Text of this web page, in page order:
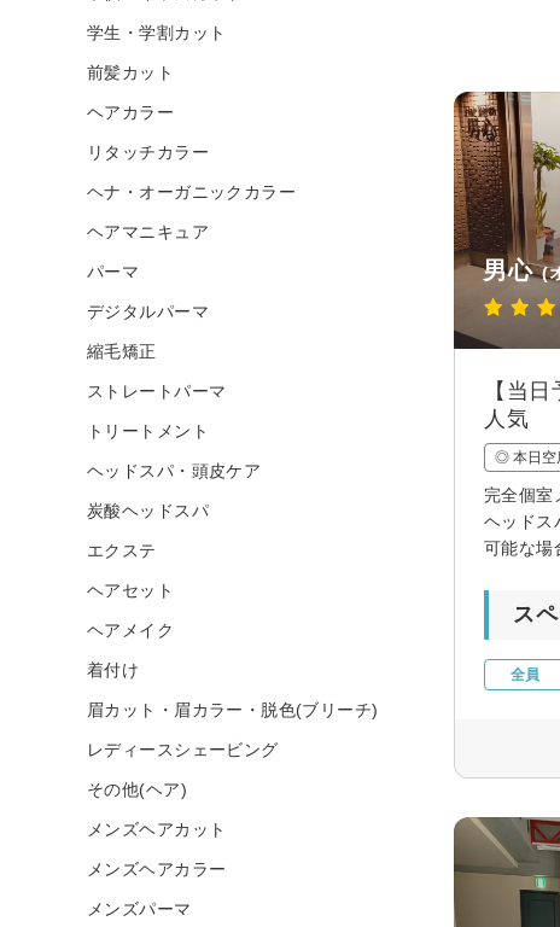
男心 (
【当
人気
◎ 本日空
完全個室
ヘッドス
可能な場
ス
全員
学生・学割カット
前髪カット
ヘアカラー
リタッチカラー
ヘナ・オーガニックカラー
ヘアマニキュア
パーマ
デジタルパーマ
縮毛矯正
ストレートパーマ
トリートメント
ヘッドスパ・頭皮ケア
炭酸ヘッドスパ
エクステ
ヘアセット
ヘアメイク
着付け
眉カット・眉カラー・脱色(ブリーチ)
レディースシェービング
その他(ヘア)
メンズヘアカット
メンズヘアカラー
メンズパーマ